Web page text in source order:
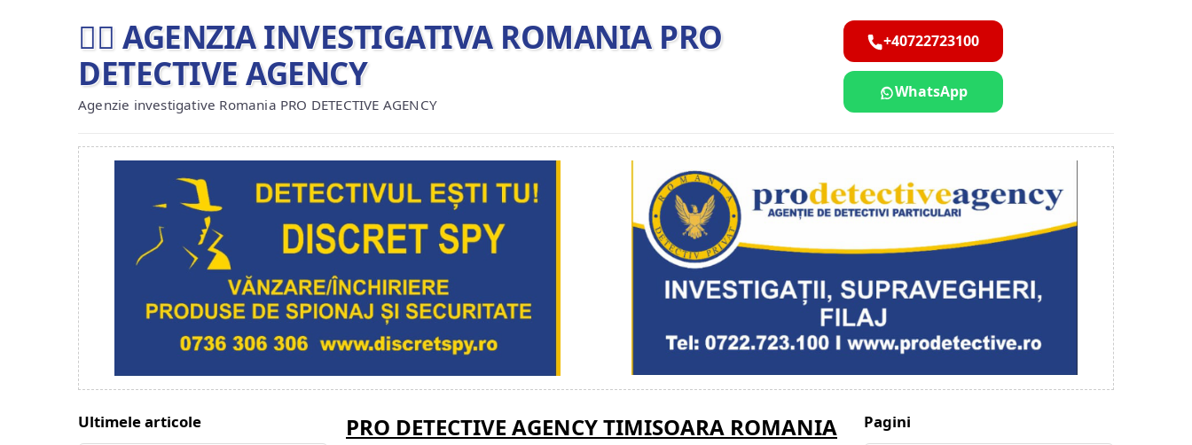
🕵️‍♂ AGENZIA INVESTIGATIVA ROMANIA PRO
DETECTIVE AGENCY
Agenzie investigative Romania PRO DETECTIVE AGENCY
+40722723100
WhatsApp
Ultimele articole PRO DETECTIVE AGENCY TIMISOARA ROMANIA Pagini